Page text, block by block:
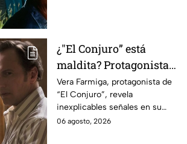
¿"El Conjuro” está
maldita? Protagonista
revela INQUIETANTES
señales en su cuerpo
durante la grabación de
la película
Vera Farmiga, protagonista de
“El Conjuro”, revela
inexplicables señales en su
cuerpo durante el rodaje de la
06 agosto, 2026